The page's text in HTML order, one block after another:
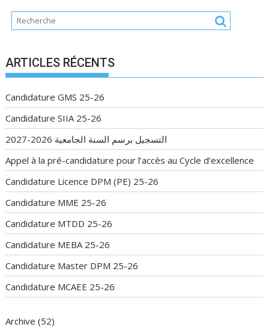
ARTICLES RÉCENTS
Candidature GMS 25-26
Candidature SIIA 25-26
التسجيل برسم السنة الجامعية 2026-2027
Appel à la pré-candidature pour l’accès au Cycle d’excellence
Candidature Licence DPM (PE) 25-26
Candidature MME 25-26
Candidature MTDD 25-26
Candidature MEBA 25-26
Candidature Master DPM 25-26
Candidature MCAEE 25-26
Archive (52)